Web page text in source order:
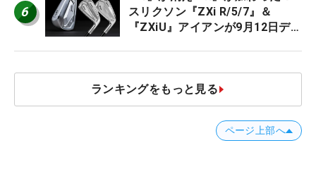
6
スリクソン『ZXi R/5/7』＆
『ZXiU』アイアンが9月12日デ
ランキングをもっと見る
ページ上部へ